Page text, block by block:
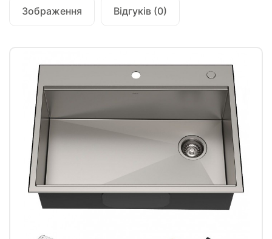
Зображення Відгуків (0)